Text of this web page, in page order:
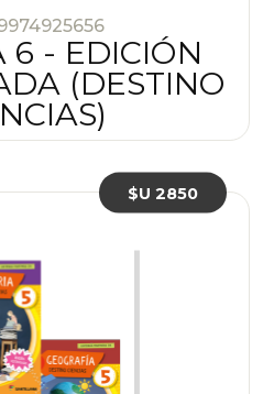
6 - EDICIÓN
(DESTINO
$U 2850